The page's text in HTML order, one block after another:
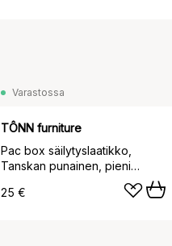
Varastossa
TÔNN furniture
Pac box säilytyslaatikko,
Tanskan punainen, pieni
25 €